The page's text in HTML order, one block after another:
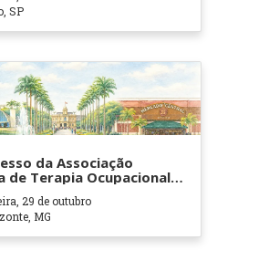
SP
da Associação
de Terapia Ocupacional
Hospitalares e
- ATOHOSP
29 de outubro
MG